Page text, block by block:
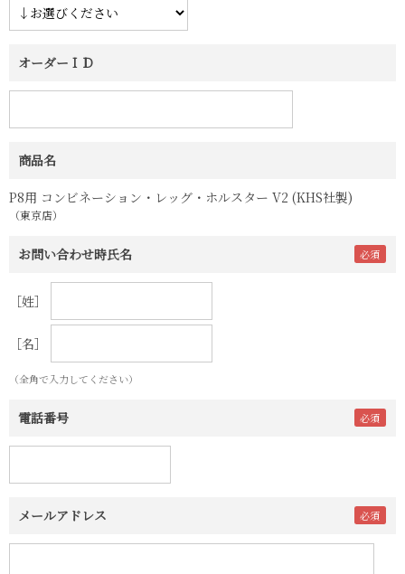
オーダーＩＤ
商品名
P8用 コンビネーション・レッグ・ホルスター V2 (KHS社製)
（東京店）
お問い合わせ時氏名
［姓］
［名］
（全角で入力してください）
電話番号
メールアドレス